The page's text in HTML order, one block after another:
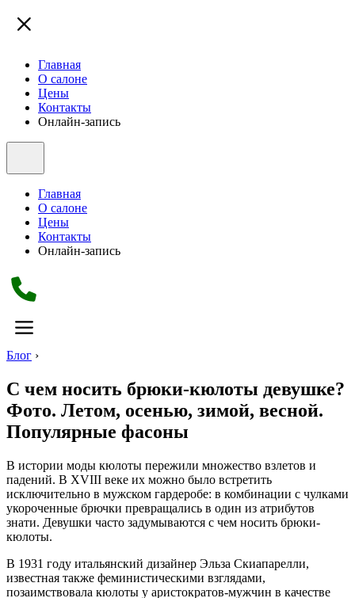
Главная
О салоне
Цены
Контакты
Онлайн-запись
Главная
О салоне
Цены
Контакты
Онлайн-запись
Блог ›
С чем носить брюки-кюлоты девушке?
Фото. Летом, осенью, зимой, весной.
Популярные фасоны
В истории моды кюлоты пережили множество взлетов и
падений. В XVIII веке их можно было встретить
исключительно в мужском гардеробе: в комбинации с чулками
укороченные брючки превращались в один из атрибутов
знати. Девушки часто задумываются с чем носить брюки-
кюлоты.
В 1931 году итальянский дизайнер Эльза Скиапарелли,
известная также феминистическими взглядами,
позаимствовала кюлоты у аристократов-мужчин в качестве